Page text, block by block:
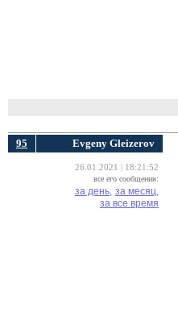
95 Evgeny Gleizerov
26.01.2021 | 18:21:52
все его сообщения:
за день, за месяц,
за все время